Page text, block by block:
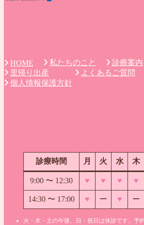
HOME 私たちのこと 診療案内
里帰り出産
よくあるご質問
個人情報保護方針
診療時間 月 火 水 木
9:00 〜 12:30 ♥ ♥ ♥ ♥
14:30 〜 17:00 ♥ ー ♥ ー
火・木・土の午後、日・祝日は休診です。予